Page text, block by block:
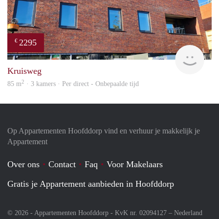
€ 2295
Kruisweg
85 m2 · 3 kamers · Per direct - Onbepaalde tijd
Op Appartementen Hoofddorp vind en verhuur je makkelijk je
Appartement
Over ons Contact Faq
Voor Makelaars
Gratis je Appartement aanbieden in Hoofddorp
© 2026 - Appartementen Hoofddorp - KvK nr. 02094127 – Nederland